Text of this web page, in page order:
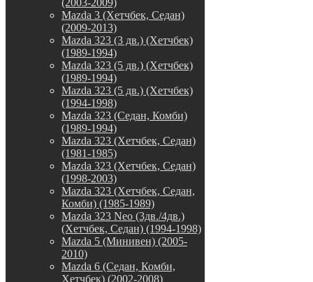
Mazda 3 (Хетчбек, Седан)
(2009-2013)
Mazda 323 (3 дв.) (Хетчбек)
(1989-1994)
Mazda 323 (5 дв.) (Хетчбек)
(1989-1994)
Mazda 323 (5 дв.) (Хетчбек)
(1994-1998)
Mazda 323 (Седан, Комби)
(1989-1994)
Mazda 323 (Хетчбек, Седан)
(1981-1985)
Mazda 323 (Хетчбек, Седан)
(1998-2003)
Mazda 323 (Хетчбек, Седан,
Комби) (1985-1989)
Mazda 323 Neo (3дв./4дв.)
(Хетчбек, Седан) (1994-1998)
Mazda 5 (Минивен) (2005-
2010)
Mazda 6 (Седан, Комби,
Хетчбек) (2002-2008)